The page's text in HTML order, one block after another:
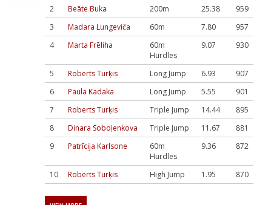
2 Beāte Buka 200m 25.38
959
3
Madara Lungeviča 60m 7.80
957
4
Marta Frēliha
60m
Hurdles
9.07 930
5 Roberts Turķis Long Jump 6.93
907
6
Paula Kadaka Long Jump 5.55
901
7
Roberts Turķis Triple Jump 14.44
895
8
Dinara Soboļenkova Triple Jump 11.67
881
9
Patrīcija Karlsone
60m
Hurdles
9.36 872
10 Roberts Turķis High Jump 1.95 870